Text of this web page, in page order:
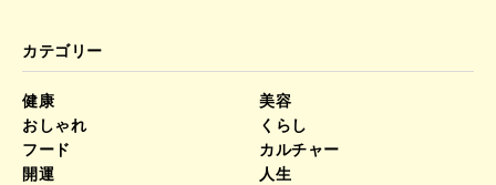
カテゴリー
健康
美容
おしゃれ
くらし
フード
カルチャー
開運
人生